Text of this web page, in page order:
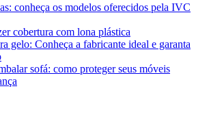
conheça os modelos oferecidos pela IVC
cobertura com lona plástica
gelo: Conheça a fabricante ideal e garanta
sofá: como proteger seus móveis